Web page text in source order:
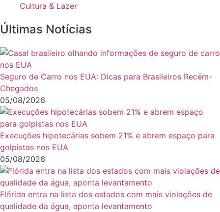
Cultura & Lazer
Últimas Notícias
Seguro de Carro nos EUA: Dicas para Brasileiros Recém-
Chegados
05/08/2026
Execuções hipotecárias sobem 21% e abrem espaço para
golpistas nos EUA
05/08/2026
Flórida entra na lista dos estados com mais violações de
qualidade da água, aponta levantamento